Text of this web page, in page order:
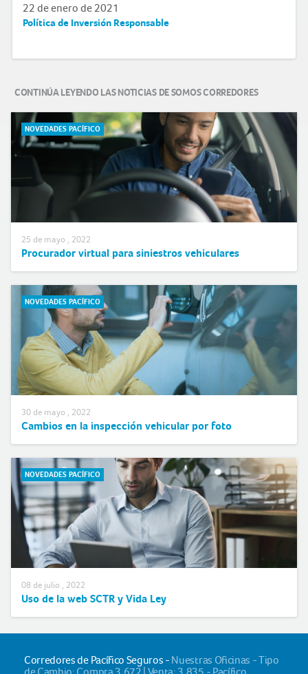
22 de enero de 2021
Política de Inversión Responsable
CONTINÚA LEYENDO LAS NOTICIAS DE SOMOS CORREDORES
NOVEDADES PACÍFICO
25 de mayo , 2022
Procurador virtual para siniestros vehiculares
NOVEDADES PACÍFICO
30 de mayo , 2022
Cambios en la inspección vehicular por foto
NOVEDADES PACÍFICO
08 de julio , 2022
Uso de la web SCTR y Vida Ley
Corredores de Pacífico Seguros - Nuestras Oficinas - Tipo